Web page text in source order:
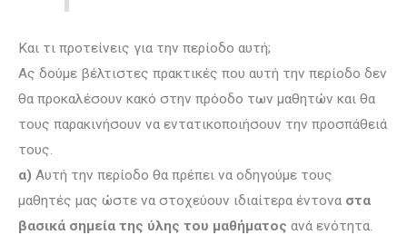
Και τι προτείνεις για την περίοδο αυτή;
Ας δούμε βέλτιστες πρακτικές που αυτή την περίοδο δεν
θα προκαλέσουν κακό στην πρόοδο των μαθητών και θα
τους παρακινήσουν να εντατικοποιήσουν την προσπάθειά
τους.
α) Αυτή την περίοδο θα πρέπει να οδηγούμε τους
μαθητές μας ώστε να στοχεύουν ιδιαί­τερα έντονα στα
βασικά σημεία της ύλης του μαθήματος ανά ενότητα.